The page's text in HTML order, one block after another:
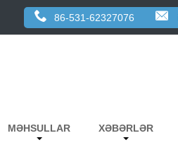
86-531-62327076
MƏHSULLAR XƏBƏRLƏR